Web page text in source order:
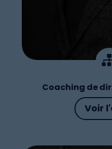
Coaching de
Voir